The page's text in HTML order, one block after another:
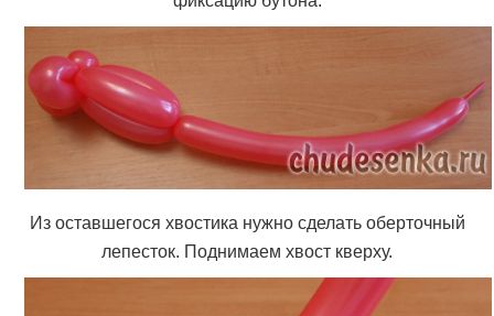
Из оставшегося хвостика нужно сделать оберточный
лепесток. Поднимаем хвост кверху.